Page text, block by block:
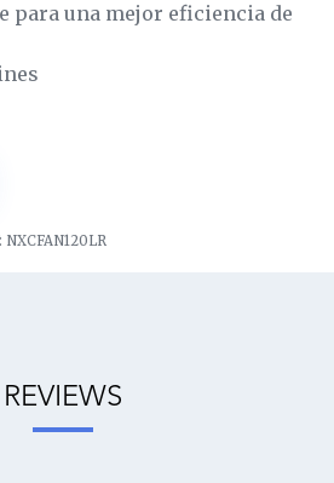
para una mejor eficiencia de
NXCFAN120LR
REVIEWS